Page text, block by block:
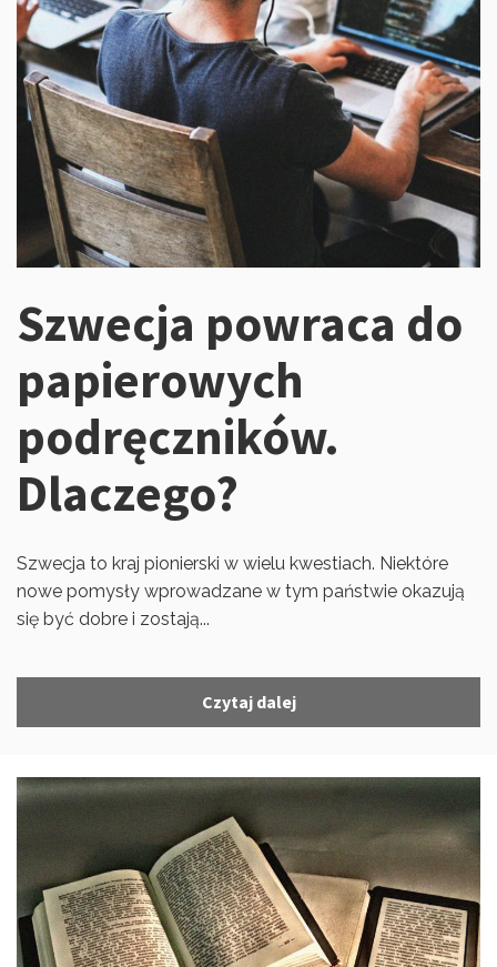
Szwecja powraca do
papierowych
podręczników.
Dlaczego?
Szwecja to kraj pionierski w wielu kwestiach. Niektóre
nowe pomysły wprowadzane w tym państwie okazują
się być dobre i zostają...
Czytaj dalej